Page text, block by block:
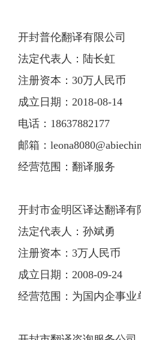
开封普伦翻译有限公司
法定代表人：陆长虹
注册资本：30万人民币
成立日期：2018-08-14
电话：18637882177
邮箱：
经营范围：翻译服务
开封市金明区译达翻译有
法定代表人：孙斌勇
注册资本：3万人民币
成立日期：2008-09-24
经营范围：为国内企事